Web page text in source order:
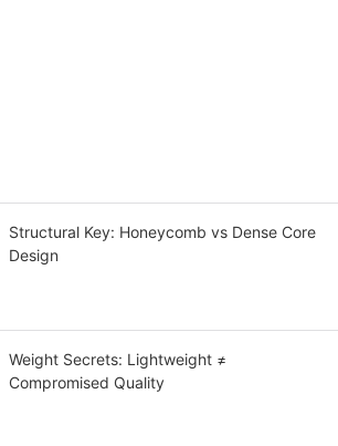
Structural Key: Honeycomb vs Dense Core
Design
Weight Secrets: Lightweight ≠
Compromised Quality